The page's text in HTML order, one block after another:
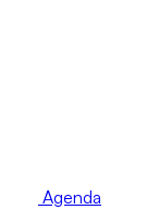
Agenda